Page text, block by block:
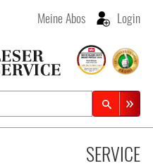
Meine Abos Login
SERVICE